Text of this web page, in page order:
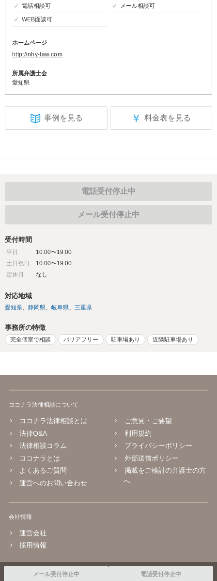
電話相談可
メール相談可
WEB面談可
ホームページ
http://nhy-law.com
所属弁護士会
愛知県
事例を見る ￥ 料金表を見る
電話受付停止中
メール受付停止中
受付時間
平日
10:00〜19:00
土日祝日
10:00〜19:00
定休日
なし
対応地域
愛知県 静岡県 岐阜県 三重県
事務所の特徴
完全個室で相談 バリアフリー 駐車場あり 近隣駐車場あり
メール受付停止中 電話受付停止中
ココナラ法律相談について
ココナラ法律相談とは
法律Q&A
法律相談コラム
ココナラとは
よくあるご質問
運営へのお問い合わせ
ご意見・ご要望
利用規約
プライバシーポリシー
外部送信ポリシー
掲載をご検討の弁護士の方
へ
会社情報
運営会社
採用情報